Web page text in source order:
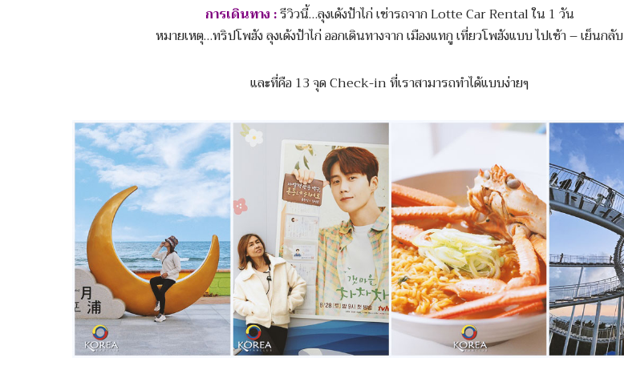
การเดินทาง :รีวิวนี้…ลุงเด้งป้าไก่ เช่ารถจาก Lotte Car Rental ใน 1 วัน
หมายเหตุ…ทริปโพฮัง ลุงเด้งป้าไก่ ออกเดินทางจาก เมืองแทกู เที่ยวโพฮังแบบ ไปเช้า – เย็นกลับ
และที่คือ 13 จุด Check-in ที่เราสามารถทำได้แบบง่ายๆ